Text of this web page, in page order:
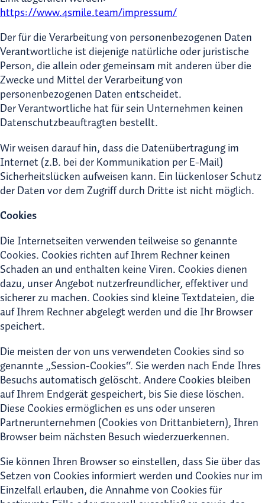
https://www.4smile.team/impressum/
Der für die Verarbeitung von personenbezogenen Daten
Verantwortliche ist diejenige natürliche oder juristische
Person, die allein oder gemeinsam mit anderen über die
Zwecke und Mittel der Verarbeitung von
personenbezogenen Daten entscheidet.
Der Verantwortliche hat für sein Unternehmen keinen
Datenschutzbeauftragten bestellt.
Wir weisen darauf hin, dass die Datenübertragung im
Internet (z.B. bei der Kommunikation per E-Mail)
Sicherheitslücken aufweisen kann. Ein lückenloser Schutz
der Daten vor dem Zugriff durch Dritte ist nicht möglich.
Cookies
Die Internetseiten verwenden teilweise so genannte
Cookies. Cookies richten auf Ihrem Rechner keinen
Schaden an und enthalten keine Viren. Cookies dienen
dazu, unser Angebot nutzerfreundlicher, effektiver und
sicherer zu machen. Cookies sind kleine Textdateien, die
auf Ihrem Rechner abgelegt werden und die Ihr Browser
speichert.
Die meisten der von uns verwendeten Cookies sind so
genannte „Session-Cookies“. Sie werden nach Ende Ihres
Besuchs automatisch gelöscht. Andere Cookies bleiben
auf Ihrem Endgerät gespeichert, bis Sie diese löschen.
Diese Cookies ermöglichen es uns oder unseren
Partnerunternehmen (Cookies von Drittanbietern), Ihren
Browser beim nächsten Besuch wiederzuerkennen.
Sie können Ihren Browser so einstellen, dass Sie über das
Setzen von Cookies informiert werden und Cookies nur im
Einzelfall erlauben, die Annahme von Cookies für